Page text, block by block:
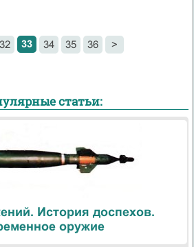
32 33 34 35 36 >
статьи:
История доспехов.
оружие